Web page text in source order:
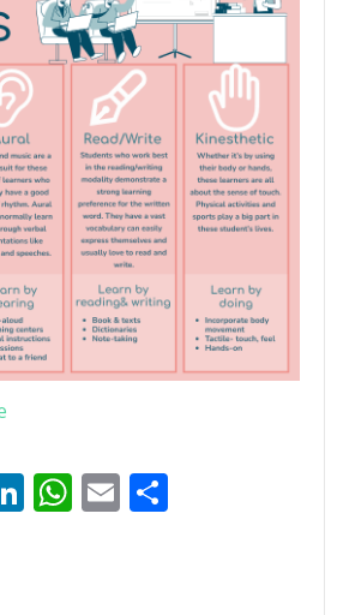
LinkedIn
WhatsApp
Email